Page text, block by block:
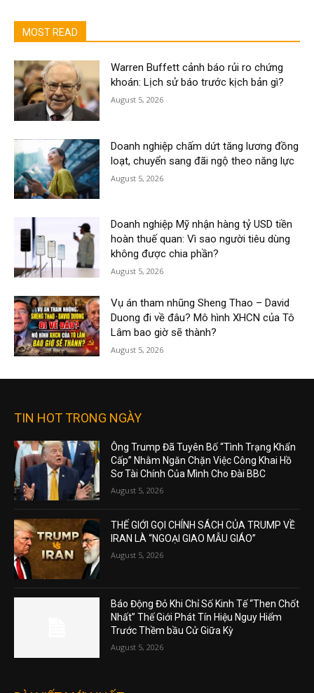
MOST READ
Warren Buffett cảnh báo rủi ro chứng
khoán: Lịch sử báo trước kịch bản gì?
August 5, 2026
Doanh nghiệp chấm dứt tăng lương đồng
loạt, chuyển sang đãi ngộ theo năng lực
August 5, 2026
Doanh nghiệp Mỹ nhận hàng tỷ USD tiền
hoàn thuế quan: Vì sao người tiêu dùng
không được chia phần?
August 5, 2026
Vụ án tham nhũng Sheng Thao – David
Duong đi về đâu? Mô hình XHCN của Tô
Lâm bao giờ sẽ thành?
August 5, 2026
TIN HOT TRONG NGÀY
Ông Trump Đã Tuyên Bố “Tình Trạng Khẩn
Cấp” Nhằm Ngăn Chặn Việc Công Khai Hồ
Sơ Tài Chính Của Mình Cho Đài BBC
August 5, 2026
THẾ GIỚI GỌI CHÍNH SÁCH CỦA TRUMP VỀ
IRAN LÀ “NGOẠI GIAO MẪU GIÁO”
August 5, 2026
Báo Động Đỏ Khi Chỉ Số Kinh Tế “Then Chốt
Nhất” Thế Giới Phát Tín Hiệu Nguy Hiểm
Trước Thềm bầu Cử Giữa Kỳ
August 5, 2026